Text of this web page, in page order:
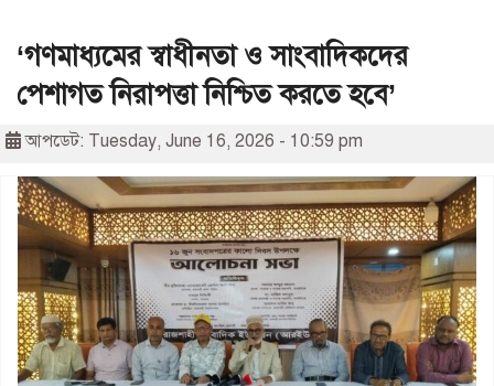
‘গণমাধ্যমের স্বাধীনতা ও সাংবাদিকদের
পেশাগত নিরাপত্তা নিশ্চিত করতে হবে’
আপডেট: Tuesday, June 16, 2026 - 10:59 pm